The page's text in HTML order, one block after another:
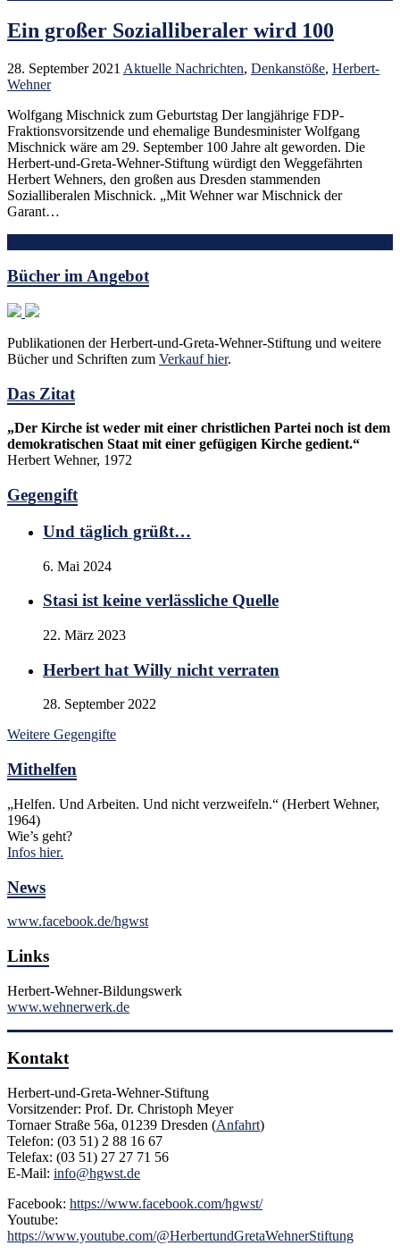
Ein großer Sozialliberaler wird 100
28. September 2021 Aktuelle Nachrichten, Denkanstöße, Herbert-
Wehner
Wolfgang Mischnick zum Geburtstag Der langjährige FDP-
Fraktionsvorsitzende und ehemalige Bundesminister Wolfgang
Mischnick wäre am 29. September 100 Jahre alt geworden. Die
Herbert-und-Greta-Wehner-Stiftung würdigt den Weggefährten
Herbert Wehners, den großen aus Dresden stammenden
Sozialliberalen Mischnick. „Mit Wehner war Mischnick der
Garant…
Bücher im Angebot
Publikationen der Herbert-und-Greta-Wehner-Stiftung und weitere
Bücher und Schriften zum Verkauf hier.
Das Zitat
„Der Kirche ist weder mit einer christlichen Partei noch ist dem
demokratischen Staat mit einer gefügigen Kirche gedient.“
Herbert Wehner, 1972
Gegengift
Und täglich grüßt…
6. Mai 2024
Stasi ist keine verlässliche Quelle
22. März 2023
Herbert hat Willy nicht verraten
28. September 2022
Weitere Gegengifte
Mithelfen
„Helfen. Und Arbeiten. Und nicht verzweifeln.“ (Herbert Wehner,
1964)
Wie’s geht?
Infos hier.
News
www.facebook.de/hgwst
Links
Herbert-Wehner-Bildungswerk
www.wehnerwerk.de
Kontakt
Herbert-und-Greta-Wehner-Stiftung
Vorsitzender: Prof. Dr. Christoph Meyer
Tornaer Straße 56a, 01239 Dresden (Anfahrt)
Telefon: (03 51) 2 88 16 67
Telefax: (03 51) 27 27 71 56
E-Mail: info@hgwst.de
Facebook: https://www.facebook.com/hgwst/
Youtube:
https://www.youtube.com/@HerbertundGretaWehnerStiftung